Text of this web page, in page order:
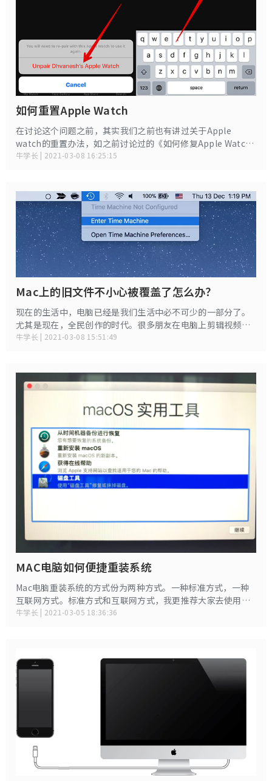
如何重置Apple Watch
在讨论这个问题之前，其实我们之前也有讲过关于Apple
watch的重置办法，如之前讨论过的《如何修复Apple Watch
卡在更新界面》、《Apple Watch数据无法同步怎么办》、
我们就来详细讨论一下有关如何重置Apple watch的操作办
法。
牛学长 | 2021-03-08 16:25:15
Mac上的旧文件不小心被覆盖了怎么办？
现在的生活中，电脑已经是我们生活中必不可少的一部分了。
尤其是现在，全民创作的时代。很多朋友在电脑上剪辑视频，
次数多了，难免就会犯错。比如像上面的网友提到的一样，不
空、word意外关闭要怎么恢复——《Mac上意外清空的废纸篓
要如何恢复？》《Mac电脑中word文档意外关闭怎么恢复》。
今天我们就来讨论一下，在Mac电脑上，旧文件不小心被同名
覆盖了该怎么办？
牛学长 | 2021-03-08 15:51:49
MAC电脑如何便捷重装系统
Mac电脑重装系统的方式份为两种方式。一种标准方式，一种
互联网方式。标准方式和互联网方式，我更推荐大家去使用互
联网方式。 今天，我们就来讨论一下Mac电脑的互联网重装模
牛学长 | 2021-03-05 18:36:36